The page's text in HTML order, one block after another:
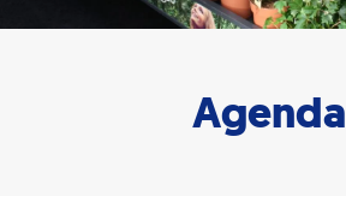
Agenda